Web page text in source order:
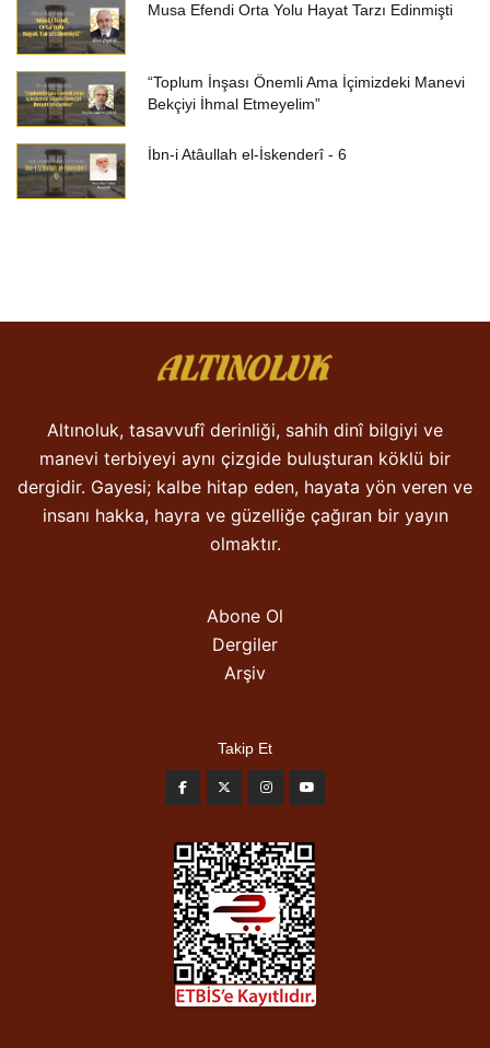
Musa Efendi Orta Yolu Hayat Tarzı Edinmişti
“Toplum İnşası Önemli Ama İçimizdeki Manevi
Bekçiyi İhmal Etmeyelim”
İbn-i Atâullah el-İskenderî - 6
Altınoluk, tasavvufî derinliği, sahih dinî bilgiyi ve
manevi terbiyeyi aynı çizgide buluşturan köklü bir
dergidir. Gayesi; kalbe hitap eden, hayata yön veren ve
insanı hakka, hayra ve güzelliğe çağıran bir yayın
olmaktır.
Abone Ol
Dergiler
Arşiv
Takip Et